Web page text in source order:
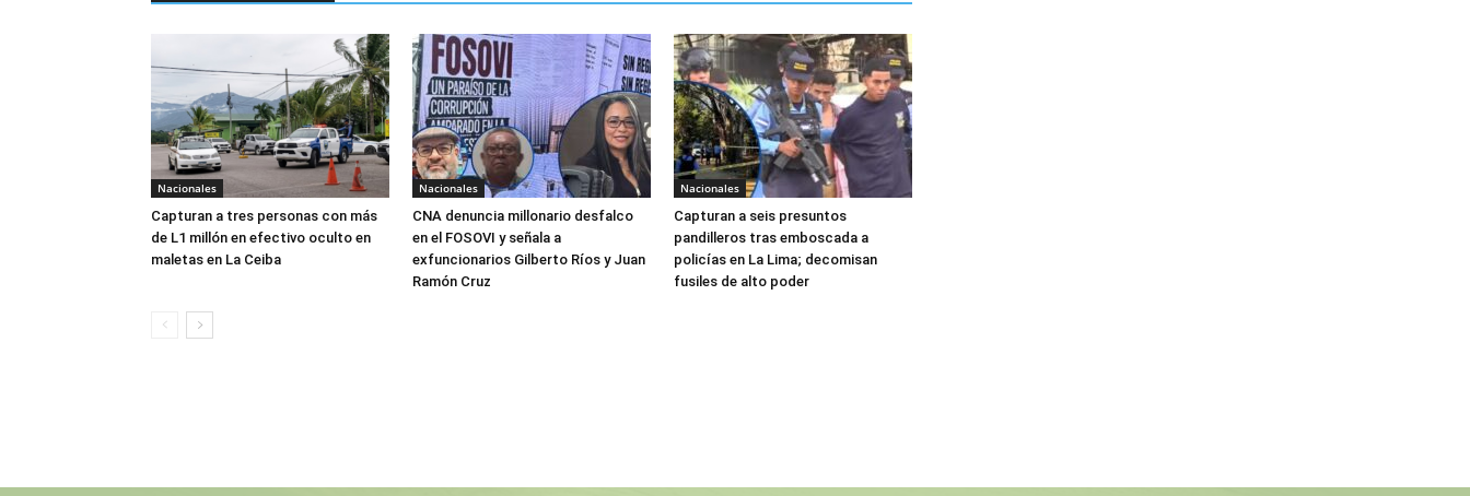
Nacionales
Capturan a tres personas con más
de L1 millón en efectivo oculto en
maletas en La Ceiba
Nacionales
CNA denuncia millonario desfalco
en el FOSOVI y señala a
exfuncionarios Gilberto Ríos y Juan
Ramón Cruz
Nacionales
Capturan a seis presuntos
pandilleros tras emboscada a
policías en La Lima; decomisan
fusiles de alto poder